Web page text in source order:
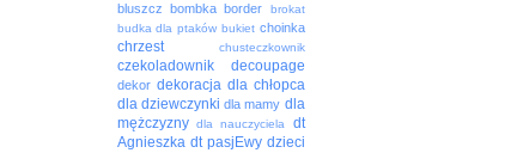
bluszcz bombka border
brokat
budka dla ptaków bukiet choinka
chrzest chusteczkownik
czekoladownik decoupage
dekor dekoracja dla chłopca
dla dziewczynki dla mamy dla
mężczyzny dla nauczyciela
dt
Agnieszka dt pasjEwy dzieci